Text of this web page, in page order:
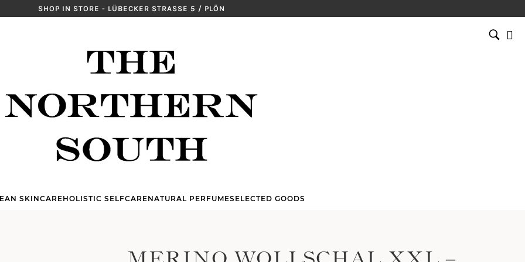
SHOP IN STORE - LÜBECKER STRASSE 5 / PLÖN
SUCHEN
NACH:
SKINCAREHOLISTIC SELFCARENATURAL PERFUMESELECTED GOODS